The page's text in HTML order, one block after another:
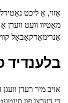
אַזוי, אַ ליכט
מאָטיוו וועט ווערן
אַנרימאַרקאַבאַל
בלענדיד
אויב מיר רעדן